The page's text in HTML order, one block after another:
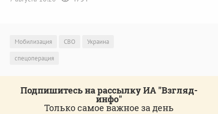
Мобилизация СВО
Украина
спецоперация
Подпишитесь на рассылку ИА "Взгляд-
инфо"
Только самое важное за день